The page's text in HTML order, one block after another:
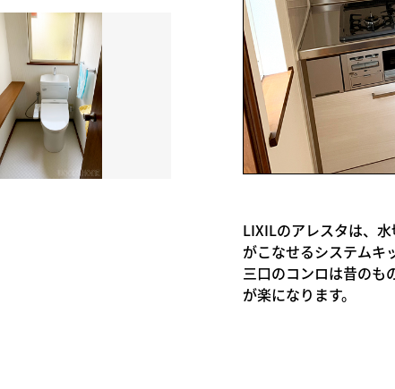
LIXILのアレスタは、
がこなせるシステムキ
三口のコンロは昔のも
が楽になります。